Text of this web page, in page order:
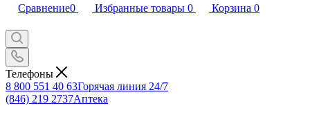
Сравнение0 Избранные товары 0 Корзина 0
Телефоны
8 800 551 40 63Горячая линия 24/7
(846) 219 2737Аптека